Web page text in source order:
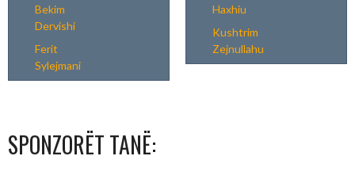
Bekim
Dervishi
Ferit
Sylejmani
Haxhiu
Kushtrim
Zejnullahu
SPONZORËT TANË: